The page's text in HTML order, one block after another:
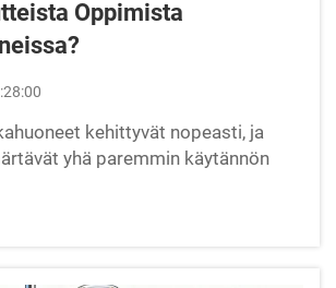
Oppimista
kehittyvät nopeasti, ja
yhä paremmin käytännön
muuttavaa vaikutusta.
toimivat katalysaattoreina
ja muuttavat perinteisiä